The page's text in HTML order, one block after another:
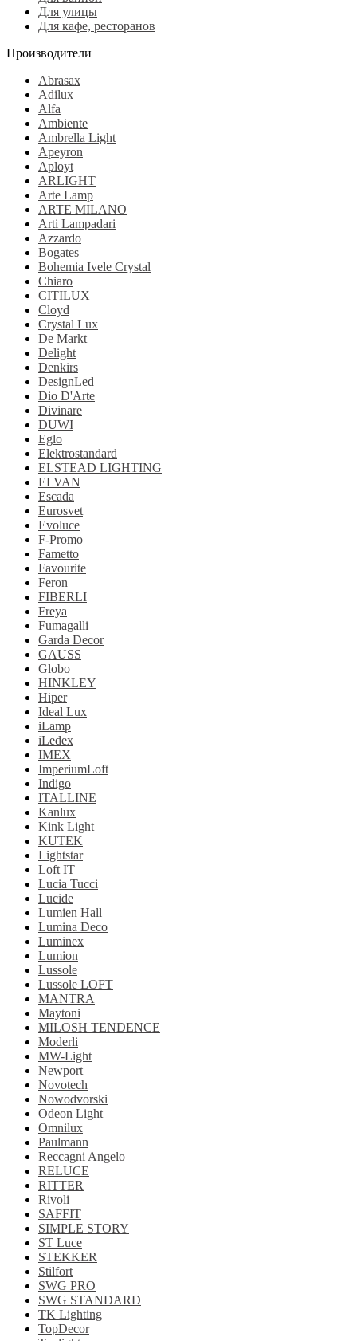
Для улицы
Для кафе, ресторанов
Производители
Abrasax
Adilux
Alfa
Ambiente
Ambrella Light
Apeyron
Aployt
ARLIGHT
Arte Lamp
ARTE MILANO
Arti Lampadari
Azzardo
Bogates
Bohemia Ivele Crystal
Chiaro
CITILUX
Cloyd
Crystal Lux
De Markt
Delight
Denkirs
DesignLed
Dio D'Arte
Divinare
DUWI
Eglo
Elektrostandard
ELSTEAD LIGHTING
ELVAN
Escada
Eurosvet
Evoluce
F-Promo
Fametto
Favourite
Feron
FIBERLI
Freya
Fumagalli
Garda Decor
GAUSS
Globo
HINKLEY
Hiper
Ideal Lux
iLamp
iLedex
IMEX
ImperiumLoft
Indigo
ITALLINE
Kanlux
Kink Light
KUTEK
Lightstar
Loft IT
Lucia Tucci
Lucide
Lumien Hall
Lumina Deco
Luminex
Lumion
Lussole
Lussole LOFT
MANTRA
Maytoni
MILOSH TENDENCE
Moderli
MW-Light
Newport
Novotech
Nowodvorski
Odeon Light
Omnilux
Paulmann
Reccagni Angelo
RELUCE
RITTER
Rivoli
SAFFIT
SIMPLE STORY
ST Luce
STEKKER
Stilfort
SWG PRO
SWG STANDARD
TK Lighting
TopDecor